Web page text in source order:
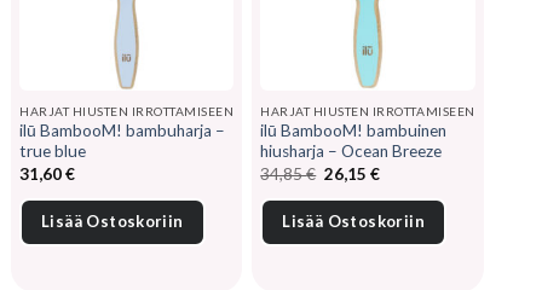
HARJAT HIUSTEN IRROTTAMISEEN
ilū BambooM! bambuharja –
true blue
31,60€
Lisää Ostoskoriin
HARJAT HIUSTEN IRROTTAMISEEN
ilū BambooM! bambuinen
hiusharja – Ocean Breeze
34,85€ Alkuperäinen
hinta
oli:
34,85 €.
26,15€Nykyinen
on:
26,15 €.
Lisää Ostoskoriin